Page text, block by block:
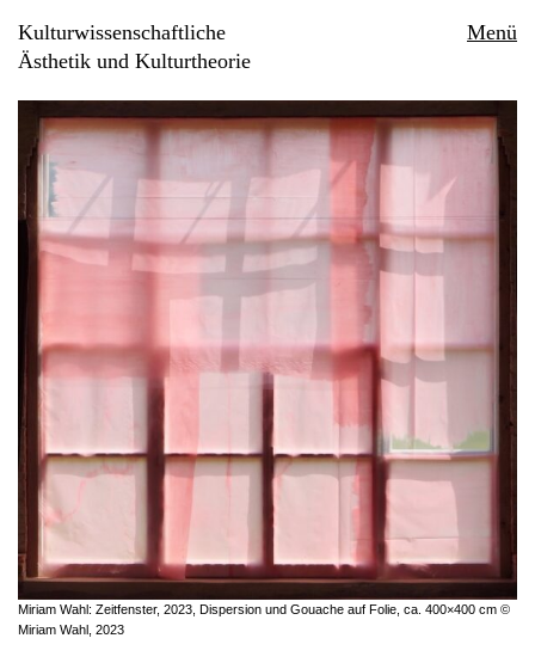
Kulturwissenschaftliche
Ästhetik und Kulturtheorie
Menü
Miriam Wahl: Zeitfenster, 2023, Dispersion und Gouache auf Folie, ca. 400×400 cm ©
Miriam Wahl, 2023